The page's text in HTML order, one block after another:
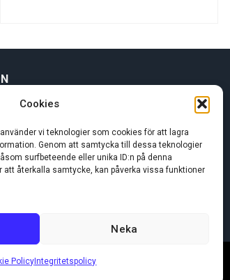
Cookies
vi teknologier som cookies för att lagra
Genom att samtycka till dessa teknologier
surfbeteende eller unika ID:n på denna
att återkalla samtycke, kan påverka vissa funktioner
Neka
Policy Integritetspolicy